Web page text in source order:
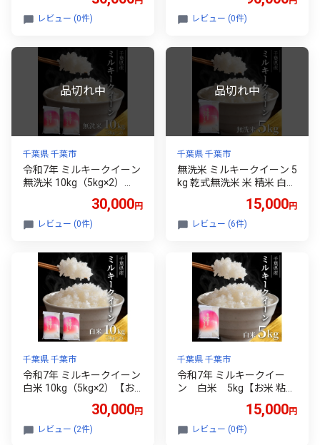
米 ご飯 おにぎり お弁当 和
食 食卓 精米 国産 千葉県産
レビュー (0件)
白米 ライス ご飯 ブランド
米 おにぎり お弁当 和食 産
レビュー (0件)
千葉県 千葉市
令和7年 ミルキークイーン
無洗米 10kg（5kg×2）
ぎり お弁当】 千葉県[№53
46-0327]
30,000円
レビュー (0件)
千葉県 千葉市
無洗米 ミルキークイーン 5
kg 乾式無洗米 米 精米 白米
クィーン 千葉米 千葉市
[№5346-0325]
15,000円
レビュー (6件)
千葉県 千葉市
令和7年 ミルキークイーン
白米 10kg（5kg×2）【お
お弁当】 千葉県[№5346-0
326]
30,000円
レビュー (2件)
千葉県 千葉市
令和7年 ミルキークイー
ン 白米 5kg【お米 粘り
当】 千葉県[№5346-0324]
15,000円
レビュー (0件)